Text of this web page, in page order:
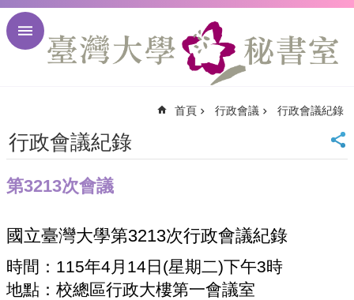
跳到主要內容區塊
首
頁
大
臺
大
校
訊
首頁 行政會議 行政會議紀錄
行政會議紀錄
第3213次會議
國立臺灣大學第3213次行政會議紀錄
時間： 115年4月 14 日 (星期二)下午3時
地點： 校總區行政大樓第一會議室